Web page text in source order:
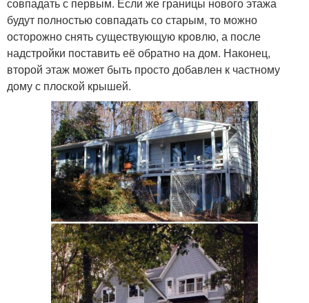
совпадать с первым. Если же границы нового этажа
будут полностью совпадать со старым, то можно
осторожно снять существующую кровлю, а после
надстройки поставить её обратно на дом. Наконец,
второй этаж может быть просто добавлен к частному
дому с плоской крышей.